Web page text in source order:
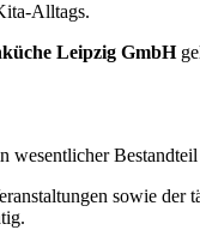
Alltags.
Leipzig GmbH
sowie